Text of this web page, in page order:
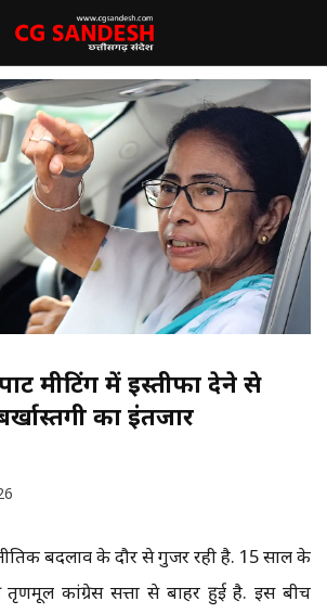
मीटिंग में इस्तीफा देने से
का इंतजार
बदलाव के दौर से गुजर रही है. 15 साल के
तृणमूल कांग्रेस सत्ता से बाहर हुई है. इस बीच